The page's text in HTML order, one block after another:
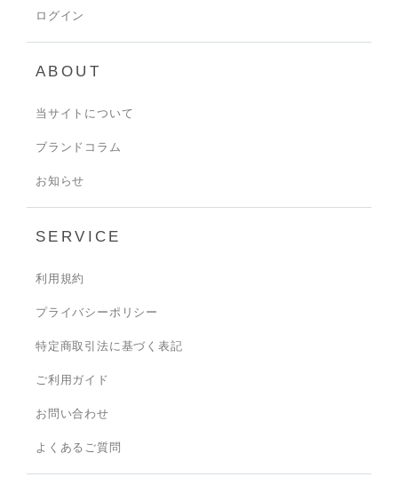
ログイン
ABOUT
当サイトについて
ブランドコラム
お知らせ
SERVICE
利用規約
プライバシーポリシー
特定商取引法に基づく表記
ご利用ガイド
お問い合わせ
よくあるご質問